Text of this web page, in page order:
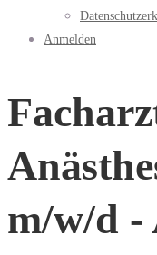
Anmelden
m/w/d -